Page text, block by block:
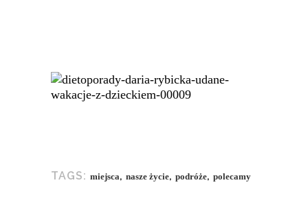
TAGS: miejsca, nasze życie, podróże, polecamy